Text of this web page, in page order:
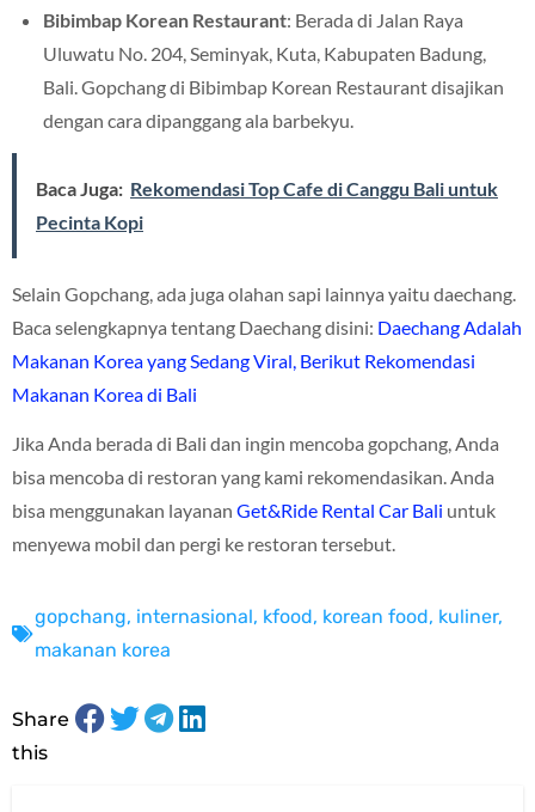
Bibimbap Korean Restaurant: Berada di Jalan Raya
Uluwatu No. 204, Seminyak, Kuta, Kabupaten Badung,
Bali. Gopchang di Bibimbap Korean Restaurant disajikan
dengan cara dipanggang ala barbekyu.
Baca Juga: Rekomendasi Top Cafe di Canggu Bali untuk
Pecinta Kopi
Selain Gopchang, ada juga olahan sapi lainnya yaitu daechang.
Baca selengkapnya tentang Daechang disini: Daechang Adalah
Makanan Korea yang Sedang Viral, Berikut Rekomendasi
Makanan Korea di Bali
Jika Anda berada di Bali dan ingin mencoba gopchang, Anda
bisa mencoba di restoran yang kami rekomendasikan. Anda
bisa menggunakan layanan Get&Ride Rental Car Bali untuk
menyewa mobil dan pergi ke restoran tersebut.
gopchang, internasional, kfood, korean food, kuliner,
makanan korea
Share
this